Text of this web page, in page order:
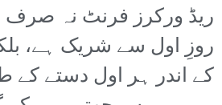
ریڈ ورکرز فرنٹ نہ
روزِ اول سے شریک ہے،
کے اندر ہر اول دستے کے